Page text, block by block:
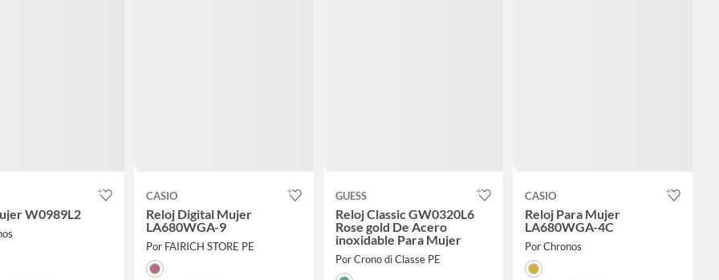
W0989L2
CASIO
Reloj Digital Mujer
LA680WGA-9
Por FAIRICH STORE PE
GUESS
Reloj Classic GW0320L6
Rose gold De Acero
inoxidable Para Mujer
Por Crono di Classe PE
CASIO
Reloj Para Mujer
LA680WGA-4C
Por Chronos